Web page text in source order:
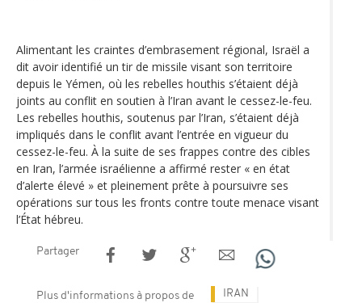
Alimentant les craintes d’embrasement régional, Israël a
dit avoir identifié un tir de missile visant son territoire
depuis le Yémen, où les rebelles houthis s’étaient déjà
joints au conflit en soutien à l’Iran avant le cessez-le-feu.
Les rebelles houthis, soutenus par l’Iran, s’étaient déjà
impliqués dans le conflit avant l’entrée en vigueur du
cessez-le-feu. À la suite de ses frappes contre des cibles
en Iran, l’armée israélienne a affirmé rester « en état
d’alerte élevé » et pleinement prête à poursuivre ses
opérations sur tous les fronts contre toute menace visant
l’État hébreu.
Partager
Plus d'informations à propos de IRAN